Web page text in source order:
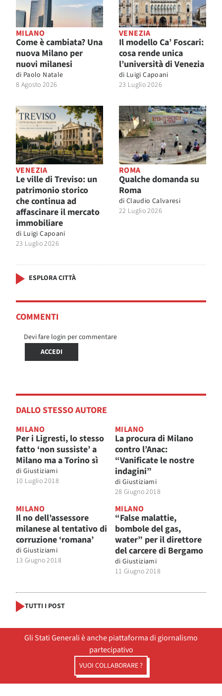
MILANO
Come è cambiata? Una
nuova Milano per
nuovi milanesi
di Paolo Natale
8 Agosto 2026
VENEZIA
Il modello Ca’ Foscari:
cosa rende unica
l’università di Venezia
di Luigi Capoani
23 Luglio 2026
VENEZIA
Le ville di Treviso: un
patrimonio storico
che continua ad
affascinare il mercato
immobiliare
di Luigi Capoani
23 Luglio 2026
ROMA
Qualche domanda su
Roma
di Claudio Calvaresi
22 Luglio 2026
ESPLORA CITTÀ
COMMENTI
Devi fare login per commentare
ACCEDI
DALLO STESSO AUTORE
MILANO
Per i Ligresti, lo stesso
fatto ‘non sussiste’ a
Milano ma a Torino sì
di Giustiziami
10 Luglio 2018
MILANO
La procura di Milano
contro l’Anac:
“Vanificate le nostre
indagini”
di Giustiziami
28 Giugno 2018
MILANO
Il no dell’assessore
milanese al tentativo di
corruzione ‘romana’
di Giustiziami
13 Giugno 2018
MILANO
“False malattie,
bombole del gas,
water” per il direttore
del carcere di Bergamo
di Giustiziami
11 Giugno 2018
TUTTI I POST
Gli Stati Generali è anche piattaforma di giornalismo
partecipativo
VUOI COLLABORARE ?